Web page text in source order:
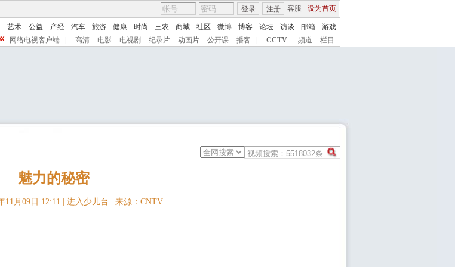
客服 设为首页
登录 注册
艺术 公益 产经 汽车 旅游 健康 时尚 三农 商城 社区 微博 博客 论坛 访谈 邮箱
游戏
网络电视客户端 高清 电影 电视剧 纪录片 动画片 公开课 播客 CCTV 频道 栏目
魅力的秘密
11月09日 12:11 | 进入少儿台 来源：CNTV